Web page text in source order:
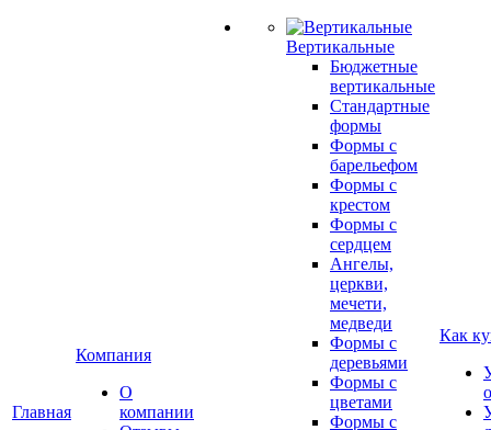
Главная
Компания
О
компании
Вертикальные
Бюджетные
вертикальные
Стандартные
формы
Формы с
барельефом
Формы с
крестом
Формы с
сердцем
Ангелы,
церкви,
мечети,
медведи
Формы с
деревьями
Формы с
цветами
Формы с
Как